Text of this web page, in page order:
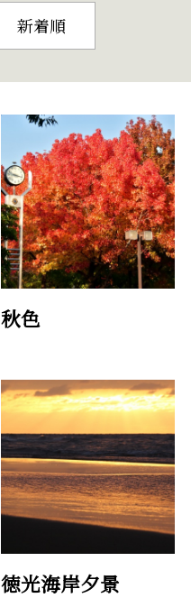
新着順
秋色
徳光海岸夕景